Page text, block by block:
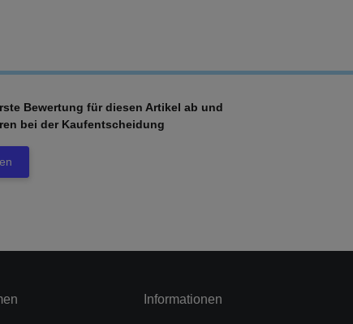
Bewertung für diesen Artikel ab und
bei der Kaufentscheidung
Informationen